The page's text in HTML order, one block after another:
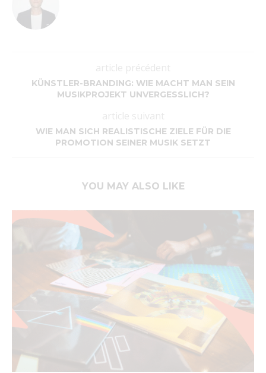
article précédent
KÜNSTLER-BRANDING: WIE MACHT MAN SEIN
MUSIKPROJEKT UNVERGESSLICH?
article suivant
WIE MAN SICH REALISTISCHE ZIELE FÜR DIE
PROMOTION SEINER MUSIK SETZT
YOU MAY ALSO LIKE